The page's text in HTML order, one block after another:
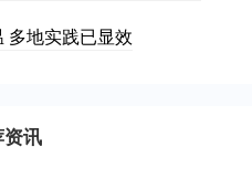
多地实践已显效
讯